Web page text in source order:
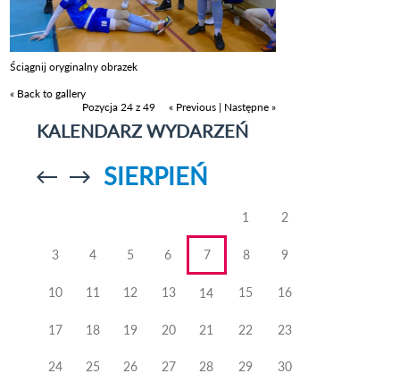
Ściągnij oryginalny obrazek
« Back to gallery
Pozycja 24 z 49
« Previous | Następne »
KALENDARZ WYDARZEŃ
Przejdź doPrzejdź do
SIERPIEŃ
1 2
3 4 5 6 7 8 9
10 11 12 13 14 15 16
17 18 19 20 21 22 23
24 25 26 27 28 29 30